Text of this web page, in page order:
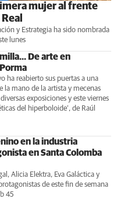
mujer al frente
y Estrategia ha sido nombrada
lunes
De arte en
ha reabierto sus puertas a una
la mano de la artista y mecenas
exposiciones y este viernes
del hiperboloide’, de Raúl
en la industria
en Santa Colomba
Alicia Elektra, Eva Galáctica y
de este fin de semana
45